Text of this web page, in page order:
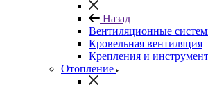
Назад
Вентиляционные
Кровельная вентиляция
Крепления и
Отопление